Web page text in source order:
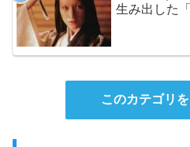
生み出した
このカテゴリ